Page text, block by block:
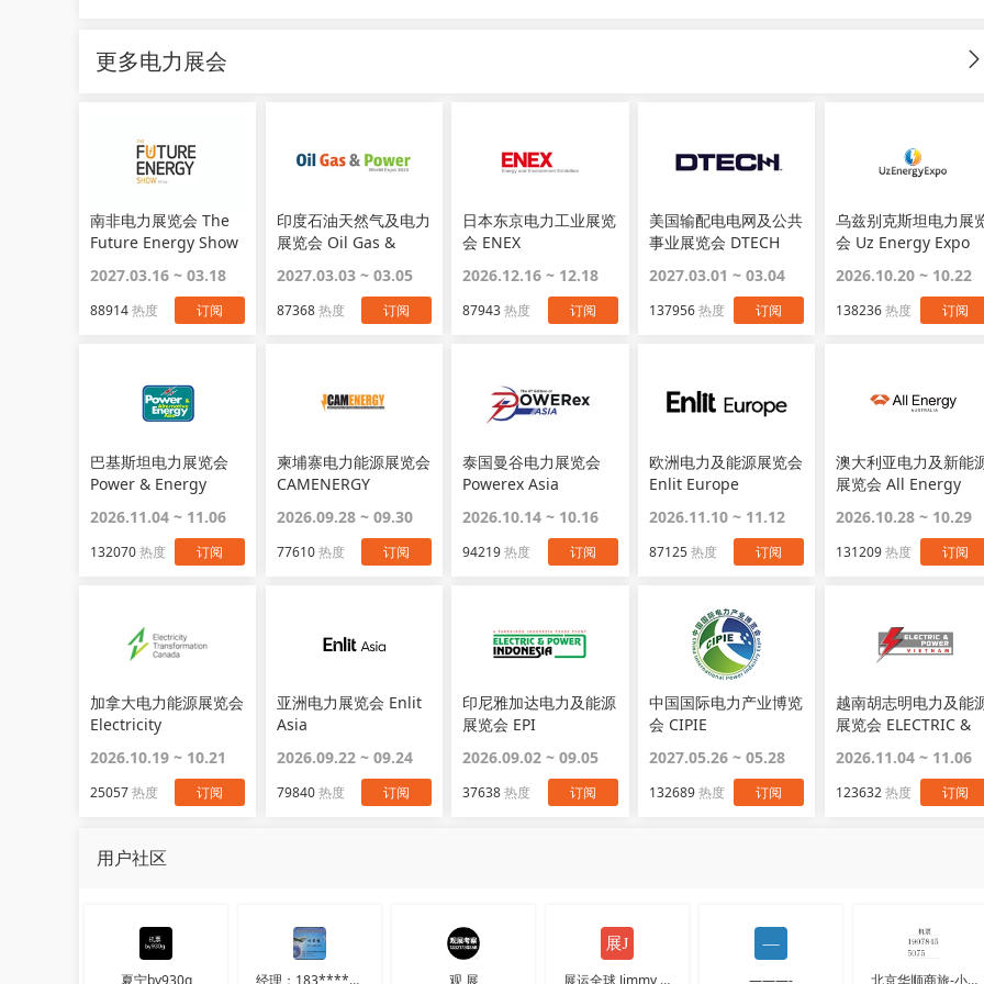
更多电力展会
南非电力展览会 The
Future Energy Show
2027.03.16 ~ 03.18
88914热度 订阅
印度石油天然气及电力
展览会 Oil Gas &
2027.03.03 ~ 03.05
87368热度 订阅
日本东京电力工业展览
会 ENEX
2026.12.16 ~ 12.18
87943热度 订阅
美国输配电电网及公共
事业展览会 DTECH
2027.03.01 ~ 03.04
137956热度 订阅
乌兹别克斯坦电力展
会 Uz Energy Expo
2026.10.20 ~ 10.22
138236热度 订阅
巴基斯坦电力展览会
Power & Energy
2026.11.04 ~ 11.06
132070热度 订阅
柬埔寨电力能源展览会
CAMENERGY
2026.09.28 ~ 09.30
77610热度 订阅
泰国曼谷电力展览会
Powerex Asia
2026.10.14 ~ 10.16
94219热度 订阅
欧洲电力及能源展览会
Enlit Europe
2026.11.10 ~ 11.12
87125热度 订阅
澳大利亚电力及新能
展览会 All Energy
2026.10.28 ~ 10.29
131209热度 订阅
加拿大电力能源展览会
Electricity
Canada
2026.10.19 ~ 10.21
25057热度 订阅
亚洲电力展览会 Enlit
Asia
2026.09.22 ~ 09.24
79840热度 订阅
印尼雅加达电力及能源
展览会 EPI
2026.09.02 ~ 09.05
37638热度 订阅
中国国际电力产业博览
会 CIPIE
2027.05.26 ~ 05.28
132689热度 订阅
越南胡志明电力及能
展览会 ELECTRIC &
2026.11.04 ~ 11.06
123632热度 订阅
用户社区